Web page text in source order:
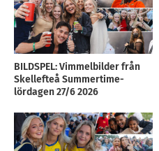
BILDSPEL: Vimmelbilder från
Skellefteå Summertime-
lördagen 27/6 2026